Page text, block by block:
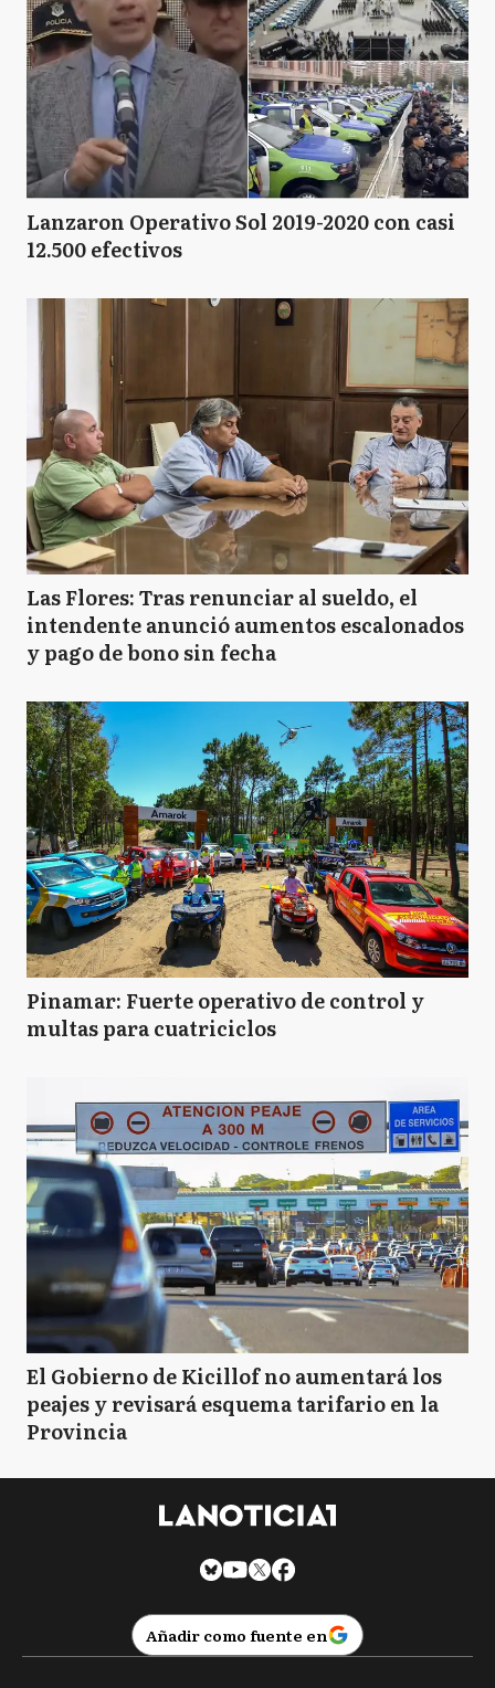
Lanzaron Operativo Sol 2019-2020 con casi
12.500 efectivos
Las Flores: Tras renunciar al sueldo, el
intendente anunció aumentos escalonados
y pago de bono sin fecha
Pinamar: Fuerte operativo de control y
multas para cuatriciclos
El Gobierno de Kicillof no aumentará los
peajes y revisará esquema tarifario en la
Provincia
Añadir como fuente en